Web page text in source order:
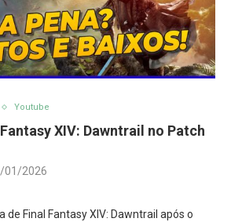
Youtube
XIV: Dawntrail no Patch
01/2026
de Final Fantasy XIV: Dawntrail após o